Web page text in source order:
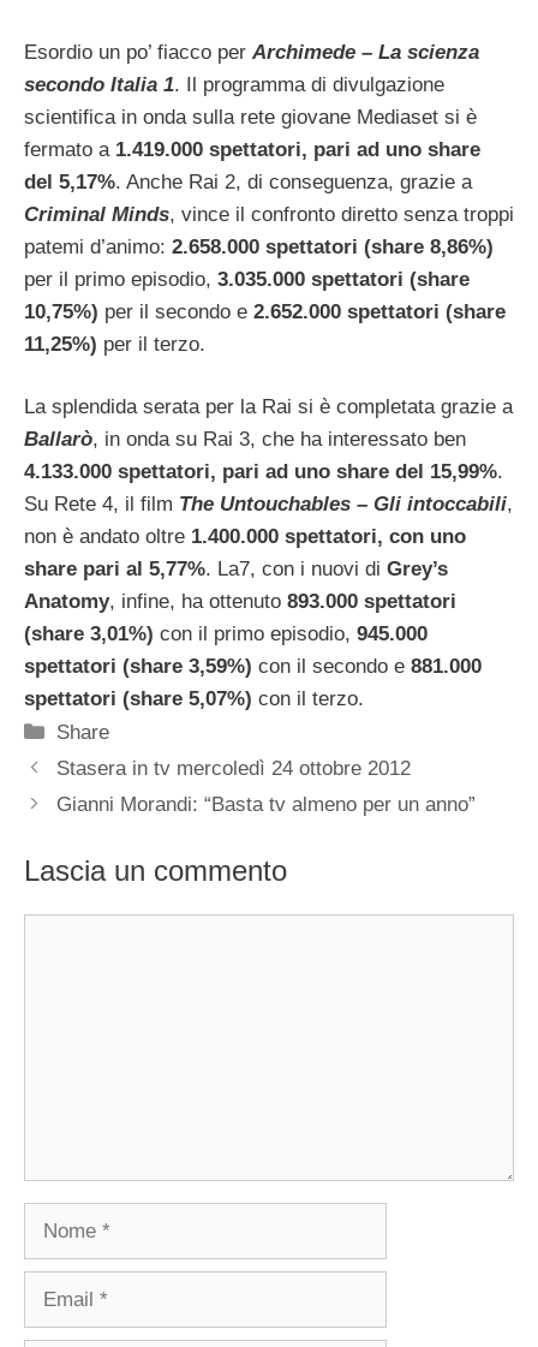
Esordio un po’ fiacco per Archimede – La scienza
secondo Italia 1. Il programma di divulgazione
scientifica in onda sulla rete giovane Mediaset si è
fermato a 1.419.000 spettatori, pari ad uno share
del 5,17%. Anche Rai 2, di conseguenza, grazie a
Criminal Minds, vince il confronto diretto senza troppi
patemi d’animo: 2.658.000 spettatori (share 8,86%)
per il primo episodio, 3.035.000 spettatori (share
10,75%) per il secondo e 2.652.000 spettatori (share
11,25%) per il terzo.
La splendida serata per la Rai si è completata grazie a
Ballarò, in onda su Rai 3, che ha interessato ben
4.133.000 spettatori, pari ad uno share del 15,99%.
Su Rete 4, il film The Untouchables – Gli intoccabili,
non è andato oltre 1.400.000 spettatori, con uno
share pari al 5,77%. La7, con i nuovi di Grey’s
Anatomy, infine, ha ottenuto 893.000 spettatori
(share 3,01%) con il primo episodio, 945.000
spettatori (share 3,59%) con il secondo e 881.000
spettatori (share 5,07%) con il terzo.
Categorie
Share
Stasera in tv mercoledì 24 ottobre 2012
Gianni Morandi: “Basta tv almeno per un anno”
Lascia un commento